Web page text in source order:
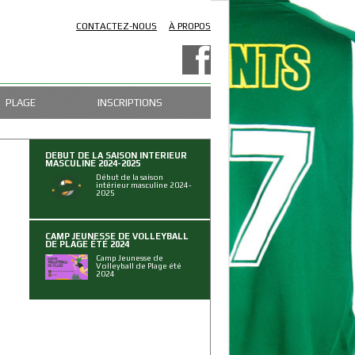
CONTACTEZ-NOUS À PROPOS
PLAGE INSCRIPTIONS
DÉBUT DE LA SAISON INTÉRIEUR
MASCULINE 2024-2025
Début de la saison
intérieur masculine 2024-
2025
CAMP JEUNESSE DE VOLLEYBALL
DE PLAGE ÉTÉ 2024
Camp Jeunesse de
Volleyball de Plage été
2024